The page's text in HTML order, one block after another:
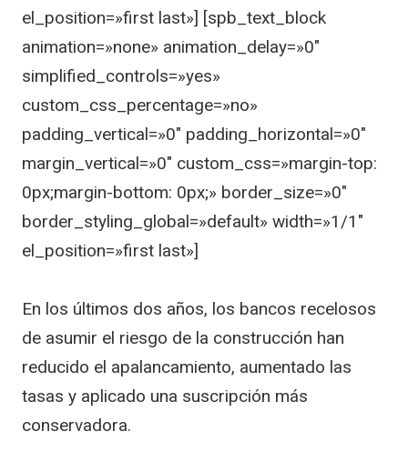
el_position=»first last»] [spb_text_block
animation=»none» animation_delay=»0″
simplified_controls=»yes»
custom_css_percentage=»no»
padding_vertical=»0″ padding_horizontal=»0″
margin_vertical=»0″ custom_css=»margin-top:
0px;margin-bottom: 0px;» border_size=»0″
border_styling_global=»default» width=»1/1″
el_position=»first last»]
En los últimos dos años, los bancos recelosos
de asumir el riesgo de la construcción han
reducido el apalancamiento, aumentado las
tasas y aplicado una suscripción más
conservadora.